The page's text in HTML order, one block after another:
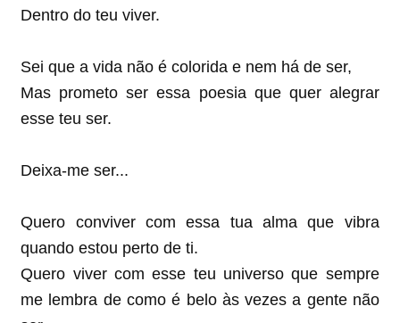
Dentro do teu viver.
Sei que a vida não é colorida e nem há de ser,
Mas prometo ser essa poesia que quer alegrar
esse teu ser.
Deixa-me ser...
Quero conviver com essa tua alma que vibra
quando estou perto de ti.
Quero viver com esse teu universo que sempre
me lembra de como é belo às vezes a gente não